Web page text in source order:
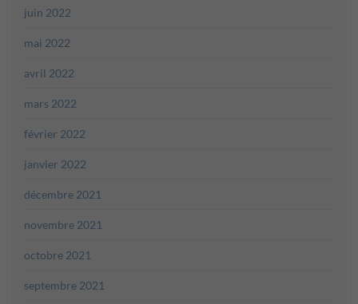
juin 2022
mai 2022
avril 2022
mars 2022
février 2022
janvier 2022
décembre 2021
novembre 2021
octobre 2021
septembre 2021